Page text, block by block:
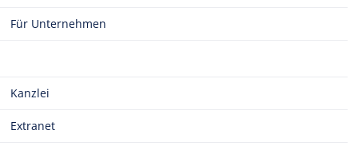
Für Unternehmen
Kanzlei
Extranet